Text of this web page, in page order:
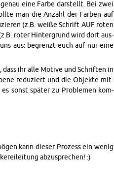
eine Farbe dar­stellt. Bei zwei
man die An­zahl der Far­ben auf
(z.B. weiße Schrift AUF roten
roter Hin­ter­grund wird dort aus­
aus: be­grenzt euch auf nur eine
ihr alle Mo­ti­ve und Schrif­ten in
re­du­ziert und die Ob­jek­te mit­
sonst spä­ter zu Pro­ble­men kom­
kann die­ser Pro­zess ein wenig
ab­zu­spre­chen! :)